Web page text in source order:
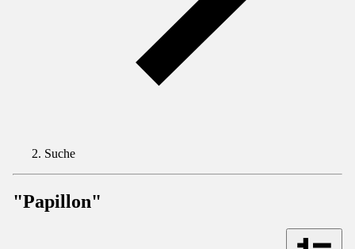
Suche
"Papillon"